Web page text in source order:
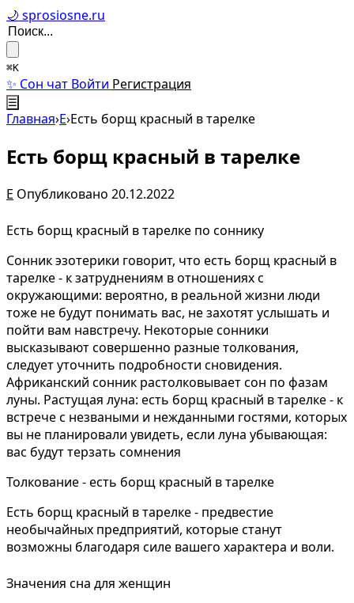
🌙 sprosiosne.ru
⌘K
✨ Сон чат Войти Регистрация
☰
Главная›Е›Есть борщ красный в тарелке
Есть борщ красный в тарелке
Е Опубликовано 20.12.2022
Есть борщ красный в тарелке по соннику
Сонник эзотерики говорит, что есть борщ красный в
тарелке - к затруднениям в отношениях с
окружающими: вероятно, в реальной жизни люди
тоже не будут понимать вас, не захотят услышать и
пойти вам навстречу. Некоторые сонники
высказывают совершенно разные толкования,
следует уточнить подробности сновидения.
Африканский сонник растолковывает сон по фазам
луны. Растущая луна: есть борщ красный в тарелке - к
встрече с незваными и нежданными гостями, которых
вы не планировали увидеть, если луна убывающая:
вас будут терзать сомнения
Толкование - есть борщ красный в тарелке
Есть борщ красный в тарелке - предвестие
необычайных предприятий, которые станут
возможны благодаря силе вашего характера и воли.
Значения сна для женщин